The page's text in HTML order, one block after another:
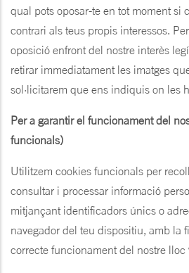
qual pots oposar-te en tot moment si
contrari als teus propis interessos.
oposició enfront del nostre interès
retirar immediatament les imatges
sol·licitarem que ens indiquis on les
Per a garantir el funcionament del
funcionals)
Utilitzem cookies funcionals per
consultar i processar informació
mitjançant identificadors únics o
navegador del teu dispositiu, amb la
correcte funcionament del nostre lloc